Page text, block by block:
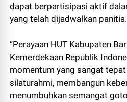
dapat berpartisipasi aktif
yang telah dijadwalkan panitia.
“Perayaan HUT Kabupaten
Kemerdekaan Republik
momentum yang sangat
silaturahmi, membangun
menumbuhkan semangat